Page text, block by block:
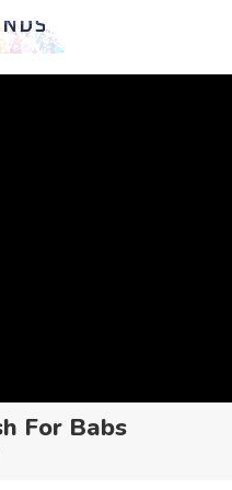
For Babs